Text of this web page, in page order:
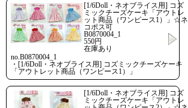
[1/6Doll・ネオブライス用] コズ
ミックチーズケーキ「アウトレ
ット商品（ワンピース1）」☆ネ
コポス可
B0870004_1
550円
在庫あり
no.B0870004_1
・[1/6Doll・ネオブライス用] コズミックチーズケーキ
「アウトレット商品（ワンピース1）」
[1/6Doll・ネオブライス用] コズ
ミックチーズケーキ「アウトレ